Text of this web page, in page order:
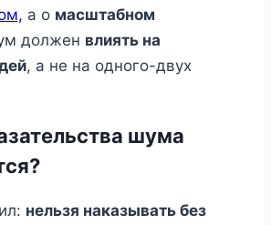
а о масштабном
должен влиять на
, а не на одного-двух
шума
нельзя наказывать без